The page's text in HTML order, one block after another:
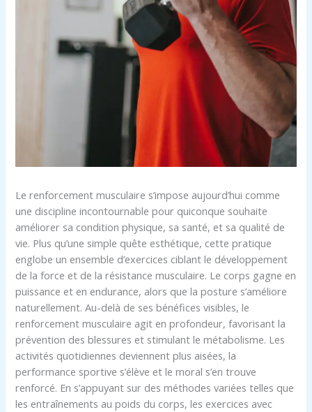
Le renforcement musculaire s’impose aujourd’hui comme
une discipline incontournable pour quiconque souhaite
améliorer sa condition physique, sa santé, et sa qualité de
vie. Plus qu’une simple quête esthétique, cette pratique
englobe un ensemble d’exercices ciblant le développement
de la force et de la résistance musculaire. Le corps gagne en
puissance et en endurance, alors que la posture s’améliore
naturellement. Au-delà de ses bénéfices visibles, le
renforcement musculaire agit en profondeur, favorisant la
prévention des blessures et stimulant le métabolisme. Les
activités quotidiennes deviennent plus aisées, la
performance sportive s’élève et le moral s’en trouve
renforcé. En s’appuyant sur des méthodes variées telles que
les entraînements au poids du corps, les exercices avec